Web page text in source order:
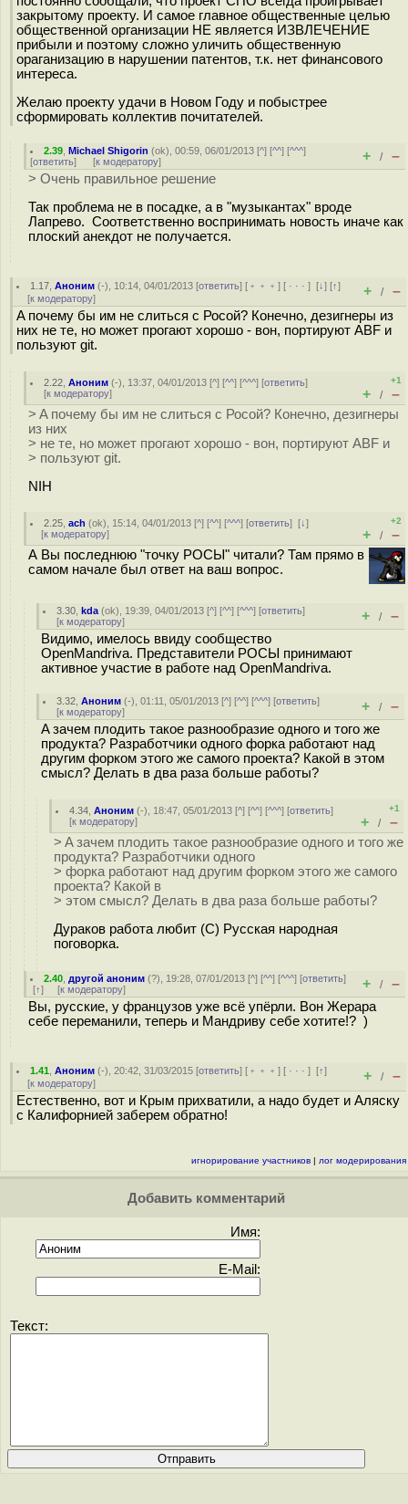
закрытому проекту. И самое главное общественные целью
общественной организации НЕ является ИЗВЛЕЧЕНИЕ
прибыли и поэтому сложно уличить общественную
ораганизацию в нарушении патентов, т.к. нет финансового
интереса.
Желаю проекту удачи в Новом Году и побыстрее
сформировать коллектив почитателей.
2.39 ,Michael Shigorin (ok), 00:59, 06/01/2013 [^] [^^] [^^^]
[ответить] [к модератору] + / –
> Очень правильное решение
Так проблема не в посадке, а в "музыкантах" вроде
Лапрево. Соответственно воспринимать новость иначе как
плоский анекдот не получается.
1.17 ,Аноним (-), 10:14, 04/01/2013 [ответить] [ ﹢﹢﹢] [ · · ·][↓] [↑]
[к модератору] + / –
A почему бы им не слиться с Росой? Конечно, дезигнеры из
них не те, но может прогают хорошо - вон, портируют ABF и
пользуют git.
2.22 ,Аноним (-), 13:37, 04/01/2013 [^] [^^] [^^^] [ответить]
[к модератору]
+1
+ / –
> A почему бы им не слиться с Росой? Конечно, дезигнеры
из них
> не те, но может прогают хорошо - вон, портируют ABF и
> пользуют git.
NIH
2.25 ,ach (ok), 15:14, 04/01/2013 [^] [^^] [^^^] [ответить][↓]
[к модератору]
+2
+ / –
А Вы последнюю "точку РОСЫ" читали? Там прямо в
самом начале был ответ на ваш вопрос.
3.30 ,kda (ok), 19:39, 04/01/2013 [^] [^^] [^^^] [ответить]
[к модератору] + / –
Видимо, имелось ввиду сообщество
OpenMandriva. Представители РОСЫ принимают
активное участие в работе над OpenMandriva.
3.32 ,Аноним (-), 01:11, 05/01/2013 [^] [^^] [^^^] [ответить]
[к модератору] + / –
A зачем плодить такое разнообразие одного и того же
продукта? Разработчики одного форка работают над
другим форком этого же самого проекта? Какой в этом
смысл? Делать в два раза больше работы?
4.34 ,Аноним (-), 18:47, 05/01/2013 [^] [^^] [^^^] [ответить]
[к модератору]
+1
+ / –
> A зачем плодить такое разнообразие одного и того же
продукта? Разработчики одного
> форка работают над другим форком этого же самого
проекта? Какой в
> этом смысл? Делать в два раза больше работы?
Дураков работа любит (С) Русская народная
поговорка.
2.40 другой аноним (?), 19:28, 07/01/2013 [^] [^^] [^^^] [ответить]
[↑] [к модератору] + / –
Вы, русские, у французов уже всё упёрли. Вон Жерара
себе переманили, теперь и Мандриву себе хотите!? )
1.41 ,Аноним (-), 20:42, 31/03/2015 [ответить] [ ﹢﹢﹢] [ · · ·][↑]
[к модератору] + / –
Естественно, вот и Крым прихватили, а надо будет и Аляску
с Калифорнией заберем обратно!
игнорирование участников | лог модерирования
Добавить комментарий
Имя:
E-Mail:
Текст: